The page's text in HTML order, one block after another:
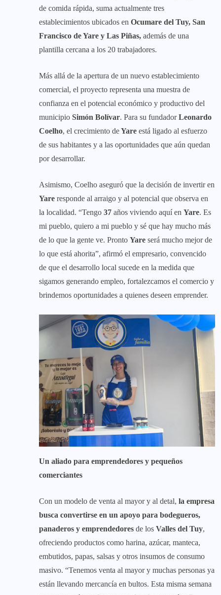
de comida rápida, suma actualmente tres
establecimientos ubicados en Ocumare del Tuy, San
Francisco de Yare y Las Piñas, además de una
plantilla cercana a los 20 trabajadores.
Más allá de la apertura de un nuevo establecimiento
comercial, el proyecto representa una muestra de
confianza en el potencial económico y productivo del
municipio Simón Bolívar. Para su fundadorLeonardo
Coelho, el crecimiento deYare está ligado al esfuerzo
de sus habitantes y a las oportunidades que aún quedan
por desarrollar.
Asimismo, Coelho aseguró que la decisión de invertir en
Yare responde al arraigo y al potencial que observa en
la localidad. “Tengo 37 años viviendo aquí en Yare. Es
mi pueblo, quiero a mi pueblo y sé que hay mucho más
de lo que la gente ve. Pronto Yare será mucho mejor de
lo que está ahorita”, afirmó el empresario, convencido
de que el desarrollo local sucede en la medida que
sigamos generando empleo, fortalezcamos el comercio y
brindemos oportunidades a quienes deseen emprender.
Un aliado para emprendedores y pequeños
comerciantes
Con un modelo de venta al mayor y al detal, la empresa
busca convertirse en un apoyo para bodegueros,
panaderos y emprendedores de los Valles del Tuy,
ofreciendo productos como harina, azúcar, manteca,
embutidos, papas, salsas y otros insumos de consumo
masivo. “Tenemos venta al mayor y muchas personas ya
están llevando mercancía en bultos. Esta misma semana